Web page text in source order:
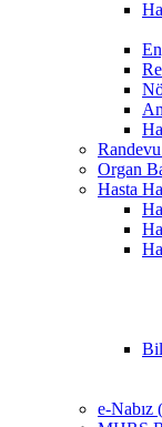
Organ
Hasta
e-Nabız